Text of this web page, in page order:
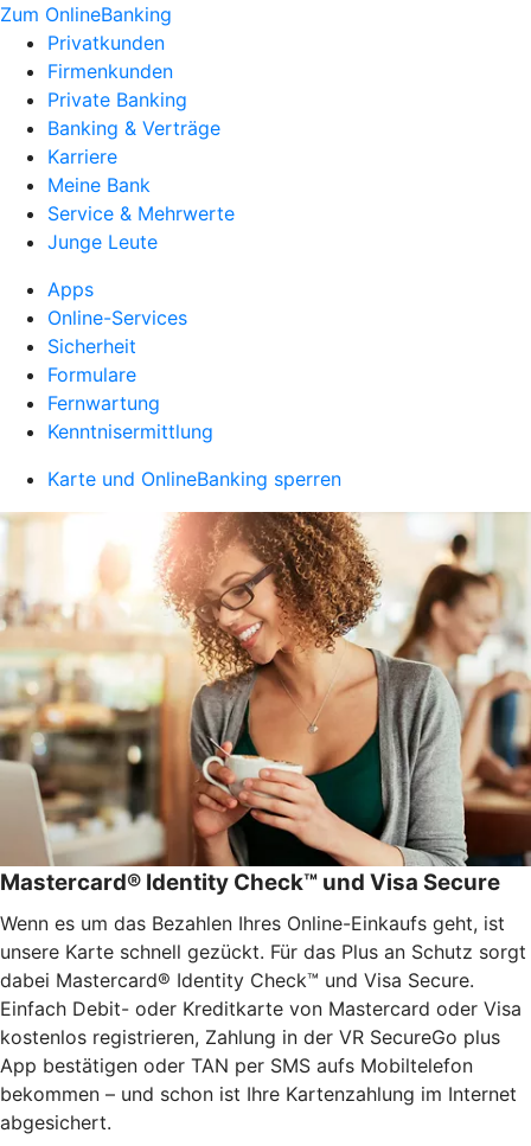
Zum OnlineBanking
Privatkunden
Firmenkunden
Private Banking
Banking & Verträge
Karriere
Meine Bank
Service & Mehrwerte
Junge Leute
Apps
Online-Services
Sicherheit
Formulare
Fernwartung
Kenntnisermittlung
Karte und OnlineBanking sperren
Mastercard® Identity Check™ und Visa Secure
Wenn es um das Bezahlen Ihres Online-Einkaufs geht, ist
unsere Karte schnell gezückt. Für das Plus an Schutz sorgt
dabei Mastercard® Identity Check™ und Visa Secure.
Einfach Debit- oder Kreditkarte von Mastercard oder Visa
kostenlos registrieren, Zahlung in der VR SecureGo plus
App bestätigen oder TAN per SMS aufs Mobiltelefon
bekommen – und schon ist Ihre Kartenzahlung im Internet
abgesichert.